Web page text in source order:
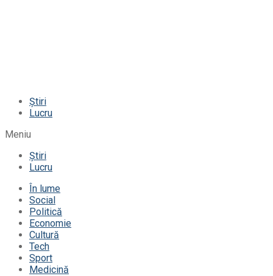
Știri
Lucru
Meniu
Știri
Lucru
În lume
Social
Politică
Economie
Cultură
Tech
Sport
Medicină